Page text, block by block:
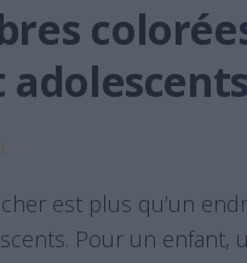
est plus qu’un
Pour un enfant,